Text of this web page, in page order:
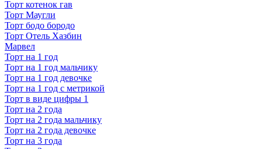
Торт котенок гав
Торт Маугли
Торт бодо бородо
Торт Отель Хазбин
Марвел
Торт на 1 год
Торт на 1 год мальчику
Торт на 1 год девочке
Торт на 1 год с метрикой
Торт в виде цифры 1
Торт на 2 года
Торт на 2 года мальчику
Торт на 2 года девочке
Торт на 3 года